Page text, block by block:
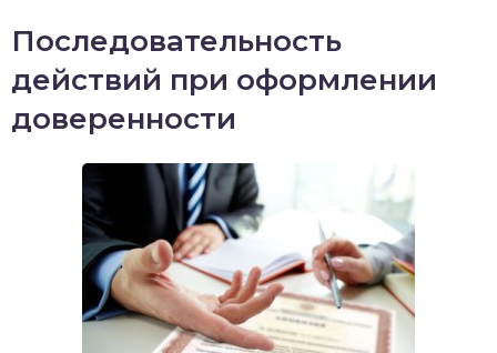
Последовательность
действий при оформлении
доверенности